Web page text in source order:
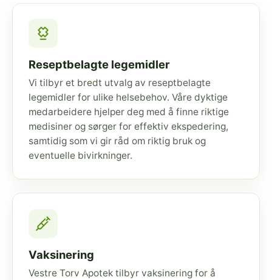
Reseptbelagte legemidler
Vi tilbyr et bredt utvalg av reseptbelagte
legemidler for ulike helsebehov. Våre dyktige
medarbeidere hjelper deg med å finne riktige
medisiner og sørger for effektiv ekspedering,
samtidig som vi gir råd om riktig bruk og
eventuelle bivirkninger.
Vaksinering
Vestre Torv Apotek tilbyr vaksinering for å